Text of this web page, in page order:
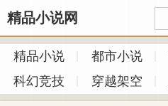
精品小说网
精品小说 都市小说
科幻竞技
穿越架空